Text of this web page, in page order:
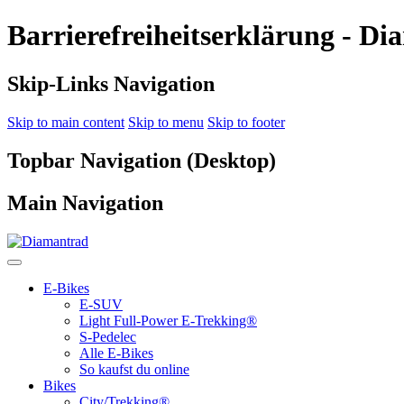
Barrierefreiheitserklärung -
Skip-Links Navigation
Skip to main content Skip to menu Skip to footer
Topbar Navigation (Desktop)
Main Navigation
E-Bikes
E-SUV
Light Full-Power E-Trekking®
S-Pedelec
Alle E-Bikes
So kaufst du online
Bikes